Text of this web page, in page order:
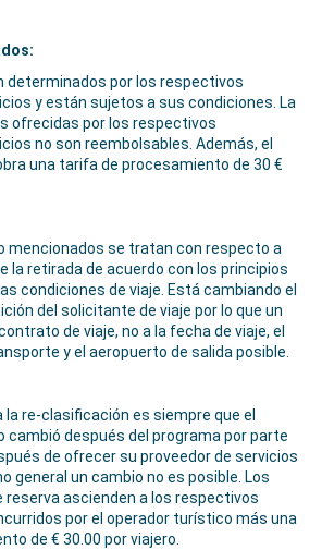
determinados por los respectivos
y están sujetos a sus condiciones. La
ofrecidas por los respectivos
no son reembolsables. Además, el
una tarifa de procesamiento de 30 €
mencionados se tratan con respecto a
la retirada de acuerdo con los principios
condiciones de viaje. Está cambiando el
del solicitante de viaje por lo que un
de viaje, no a la fecha de viaje, el
y el aeropuerto de salida posible.
la re-clasificación es siempre que el
cambió después del programa por parte
de ofrecer su proveedor de servicios
general un cambio no es posible. Los
ascienden a los respectivos
por el operador turístico más una
de € 30.00 por viajero.